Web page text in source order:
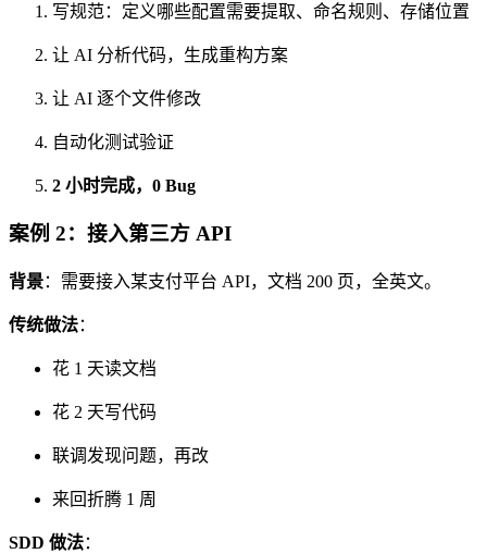
写规范：定义哪些配置需要提取、命名规则、存储位置
让 AI 分析代码，生成重构方案
让 AI 逐个文件修改
自动化测试验证
2 小时完成，0 Bug
案例 2：接入第三方 API
背景：需要接入某支付平台 API，文档 200 页，全英文。
传统做法：
花 1 天读文档
花 2 天写代码
联调发现问题，再改
来回折腾 1 周
SDD 做法：